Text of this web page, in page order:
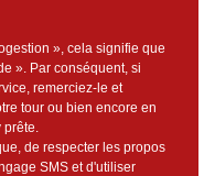
», cela signifie que
». Par conséquent, si
remerciez-le et
tour ou bien encore en
prête.
de respecter les propos
SMS et d'utiliser